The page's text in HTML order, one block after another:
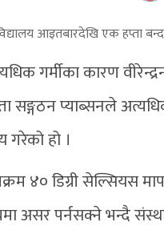
गर्मीका कारण
सङ्गठन प्याब्सनले
गरेको हो ।
४० डिग्री सेल्सियस
असर पर्नसक्ने भन्दै